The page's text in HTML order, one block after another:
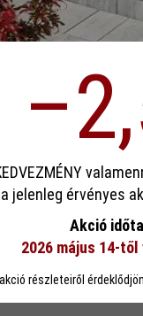
hogy a lehető legjobb
Csak funkcionális
a jelenleg érvényes
Akció
2026 május 14-
részleteiről